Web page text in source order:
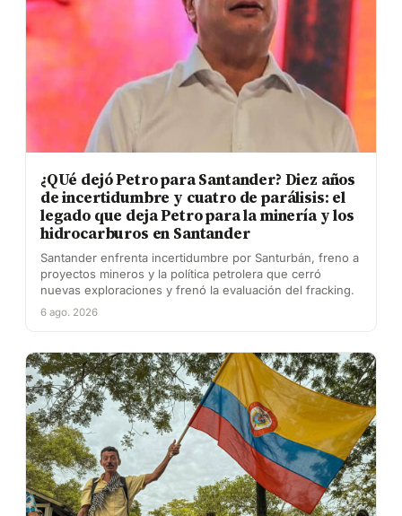
¿QUé dejó Petro para Santander? Diez años
de incertidumbre y cuatro de parálisis: el
legado que deja Petro para la minería y los
hidrocarburos en Santander
Santander enfrenta incertidumbre por Santurbán, freno a
proyectos mineros y la política petrolera que cerró
nuevas exploraciones y frenó la evaluación del fracking.
6 ago. 2026